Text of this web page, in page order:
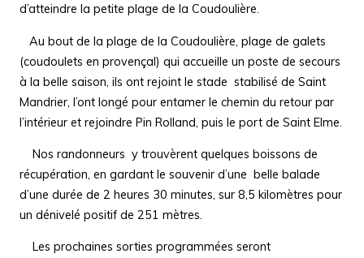
d’atteindre la petite plage de la Coudoulière.
Au bout de la plage de la Coudoulière, plage de galets
(coudoulets en provençal) qui accueille un poste de secours
à la belle saison, ils ont rejoint le stade stabilisé de Saint
Mandrier, l’ont longé pour entamer le chemin du retour par
l’intérieur et rejoindre Pin Rolland, puis le port de Saint Elme.
Nos randonneurs y trouvèrent quelques boissons de
récupération, en gardant le souvenir d’une belle balade
d’une durée de 2 heures 30 minutes, sur 8,5 kilomètres pour
un dénivelé positif de 251 mètres.
Les prochaines sorties programmées seront